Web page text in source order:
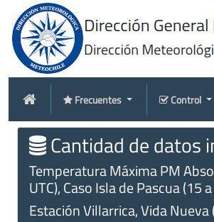
Frecuentes Control
Cantidad de datos
Temperatura Máxima PM
UTC), Caso Isla de Pascua (15
Estación Villarrica, Vida